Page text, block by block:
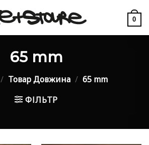
0
65 mm
/ Товар Довжина / 65 mm
ФІЛЬТР